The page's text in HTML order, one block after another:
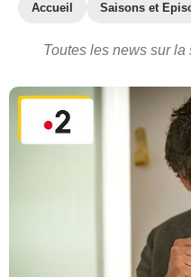
Accueil Saisons et
Toutes les news sur